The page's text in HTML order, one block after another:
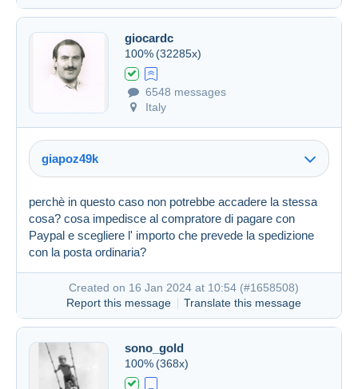
Created on 16 Jan 2024 at 09:53
giocardc
100% (32285x)
6548 messages
Italy
giapoz49k
perchè in questo caso non potrebbe accadere la stessa
cosa? cosa impedisce al compratore di pagare con
Paypal e scegliere l' importo che prevede la spedizione
con la posta ordinaria?
Created on 16 Jan 2024 at 10:54 (#1658508)
Report this message
Translate this message
sono_gold
100% (368x)